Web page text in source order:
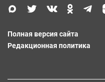
Полная версия сайта
Редакционная политика